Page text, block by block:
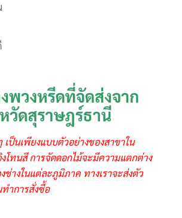
พวงหรีดที่จัดส่งจาก
วัดสุราษฎร์ธานี
ป็นเพียงแบบตัวอย่างของสาขาใน
โทนสี การจัดดอกไม้จะมีความแตกต่าง
ช่างในแต่ละภูมิภาค ทางเราจะส่งตัว
ำการสั่งซื้อ